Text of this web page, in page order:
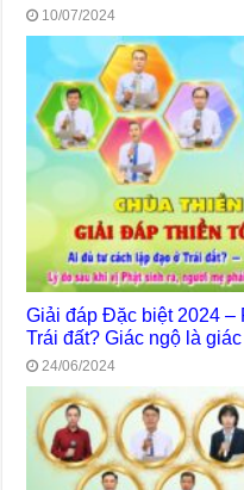
10/07/2024
Giải đáp Đặc biệt 2024 –
Trái đất? Giác ngộ là
24/06/2024